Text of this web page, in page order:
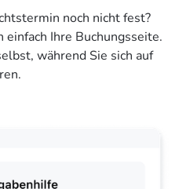
noch nicht fest?
einfach Ihre Buchungsseite.
während Sie sich auf